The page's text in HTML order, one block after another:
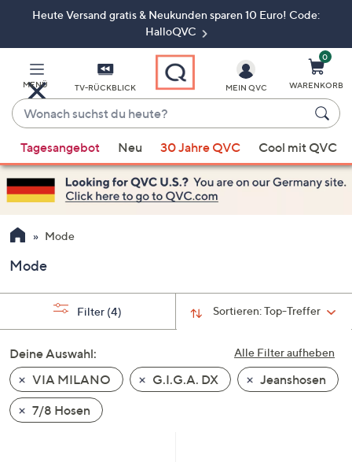
ZumHeute Versand gratis & Neukunden sparen 10 Euro! Code:
HalloQVC
MENÜ TV-RÜCKBLICK
Wonach
suchst
du
heute?
Vorschläge
verfügbar
sind,
verwenden
Sie
Pfeiltasten
nach
und
nach
unten
oder
wischen
Sie
MEIN QVC
0
WARENKORB
Tagesangebot Neu 30 Jahre QVC Cool mit QVC
Mode
Mode
Sortieren:Top-Treffer
Filter (4)
Alle Filter aufheben
Deine Auswahl:
VIA MILANO
G.I.G.A. DX
Jeanshosen
7/8 Hosen